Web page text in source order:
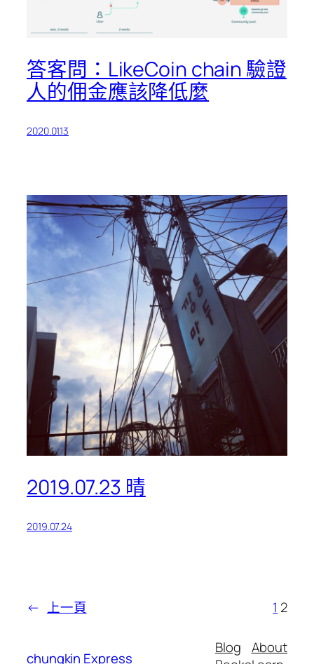
答客問：LikeCoin chain 驗證
人的佣金應該降低麼
2020.01.13
2019.07.23 晴
2019.07.24
← 上一頁 1 2
chungkin Express
Blog
About